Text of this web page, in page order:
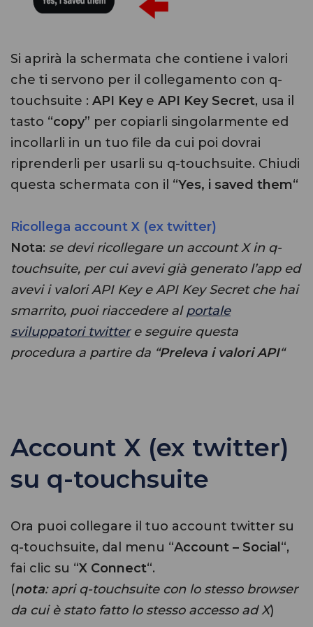
Si aprirà la schermata che contiene i valori
che ti servono per il collegamento con q-
touchsuite : API Key e API Key Secret, usa il
tasto “copy” per copiarli singolarmente ed
incollarli in un tuo file da cui poi dovrai
riprenderli per usarli su q-touchsuite. Chiudi
questa schermata con il “Yes, i saved them“
Ricollega account X (ex twitter)
Nota: se devi ricollegare un account X in q-
touchsuite, per cui avevi già generato l’app ed
avevi i valori API Key e API Key Secret che hai
smarrito, puoi riaccedere alportale
sviluppatori twittere seguire questa
procedura a partire da “Preleva i valori API“
Account X (ex twitter)
su q-touchsuite
Ora puoi collegare il tuo account twitter su
q-touchsuite, dal menu “Account – Social“,
fai clic su “X Connect“.
(nota: apri q-touchsuite con lo stesso browser
da cui è stato fatto lo stesso accesso ad X)